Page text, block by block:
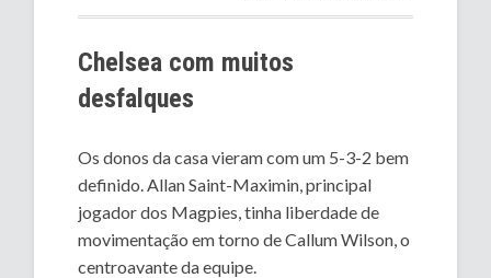
Chelsea com muitos
desfalques
Os donos da casa vieram com um 5-3-2 bem
definido. Allan Saint-Maximin, principal
jogador dos Magpies, tinha liberdade de
movimentação em torno de Callum Wilson, o
centroavante da equipe.